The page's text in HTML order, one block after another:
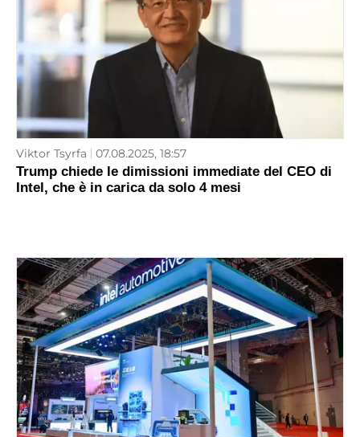
Viktor Tsyrfa 07.08.2025, 18:57
Trump chiede le dimissioni immediate del CEO di
Intel, che è in carica da solo 4 mesi